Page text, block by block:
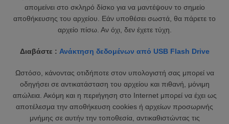
απομείνει στο σκληρό δίσκο για να μαντέψουν το σημείο
αποθήκευσης του αρχείου. Εάν υποθέσει σωστά, θα πάρετε το
αρχείο πίσω. Αν όχι, δεν έχετε τύχη.
Διαβάστε : Ανάκτηση δεδομένων από USB Flash Drive
Ωστόσο, κάνοντας οτιδήποτε στον υπολογιστή σας μπορεί να
οδηγήσει σε αντικατάσταση του αρχείου και πιθανή, μόνιμη
απώλεια. Ακόμη και η περιήγηση στο Internet μπορεί να έχει ως
αποτέλεσμα την αποθήκευση cookies ή αρχείων προσωρινής
μνήμης σε αυτήν την τοποθεσία, αντικαθιστώντας τις